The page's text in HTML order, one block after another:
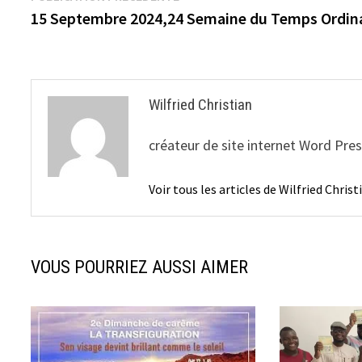
de
précédente :
15 Septembre 2024,24 Semaine du Temps
Wilfried Christian
créateur de site internet Word
Voir tous les articles de Wilfried
VOUS POURRIEZ AUSSI AIMER